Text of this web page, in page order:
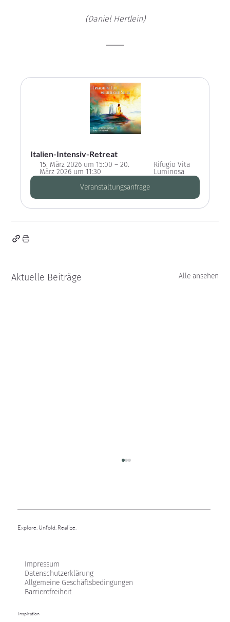
(Daniel Hertlein)
Italien-Intensiv-Retreat
15. März 2026 um 15:00 – 20.
März 2026 um 11:30
Rifugio Vita
Luminosa
Veranstaltungsanfrage
Aktuelle Beiträge Alle ansehen
Explore. Unfold. Realize.
Impressum
Datenschutzerklärung
Allgemeine Geschäftsbedingungen
Barrierefreiheit
Inspiration